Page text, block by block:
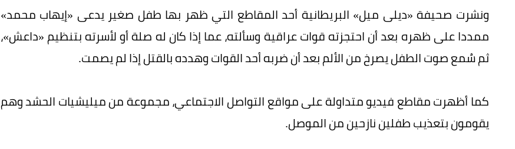
ونشرت صحيفة «ديلى ميل» البريطانية أحد المقاطع التي ظهر بها طفل صغير يدعى «إيهاب محمد»
ممددا على ظهره بعد أن احتجزته قوات عراقية وسألته، عما إذا كان له صلة أو لأسرته بتنظيم «داعش»،
ثم سُمع صوت الطفل يصرخ من الألم بعد أن ضربه أحد القوات وهدده بالقتل إذا لم يصمت.
كما أظهرت مقاطع فيديو متداولة على مواقع التواصل الاجتماعي، مجموعة من ميليشيات الحشد وهم
يقومون بتعذيب طفلين نازحين من الموصل.